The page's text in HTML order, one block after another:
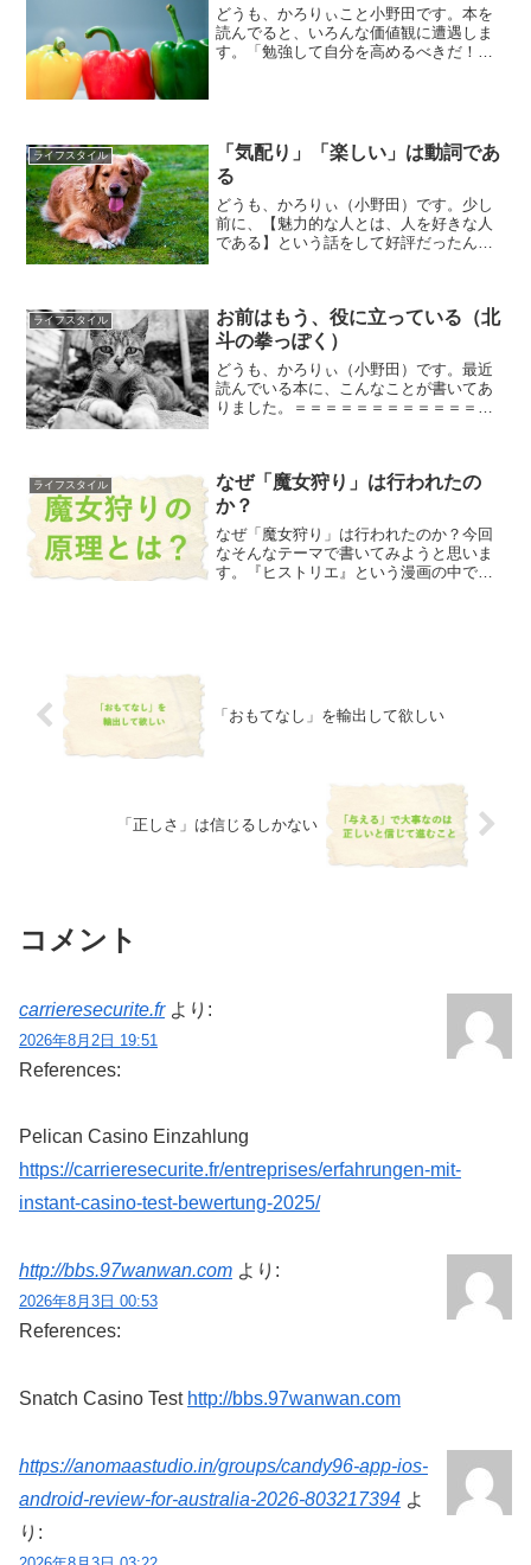
どうも、かろりぃこと小野田です。本を
読んでると、いろんな価値観に遭遇しま
す。「勉強して自分を高めるべきだ！」
ライフスタイル
「気配り」「楽しい」は動詞であ
る
どうも、かろりぃ（小野田）です。少し
前に、【魅力的な人とは、人を好きな人
である】という話をして好評だったんで
配り」「楽しい」は動詞で...
ライフスタイル
お前はもう、役に立っている（北
斗の拳っぽく）
どうも、かろりぃ（小野田）です。最近
読んでいる本に、こんなことが書いてあ
りました。＝＝＝＝＝＝＝＝＝＝＝＝＝
きな勘違い。お金はお前の...
ライフスタイル
なぜ「魔女狩り」は行われたの
か？
なぜ「魔女狩り」は行われたのか？今回
なそんなテーマで書いてみようと思いま
す。『ヒストリエ』という漫画の中で、
「おもてなし」を輸出して欲しい
「正しさ」は信じるしかない
コメント
carrieresecurite.fr より:
2026年8月2日 19:51
References:
Pelican Casino Einzahlung
https://carrieresecurite.fr/entreprises/erfahrungen-mit-
instant-casino-test-bewertung-2025/
http://bbs.97wanwan.com より:
2026年8月3日 00:53
References:
Snatch Casino Test http://bbs.97wanwan.com
https://anomaastudio.in/groups/candy96-app-ios-
android-review-for-australia-2026-803217394 よ
り: